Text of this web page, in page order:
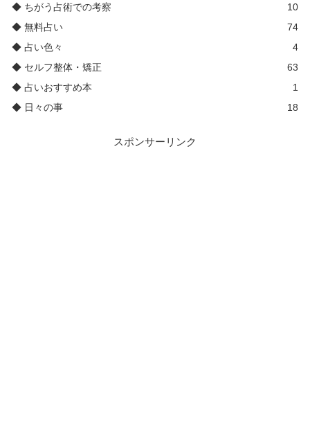
◆ ちがう占術での考察
10
◆ 無料占い
74
◆ 占い色々
4
◆ セルフ整体・矯正
63
◆ 占いおすすめ本
1
◆ 日々の事
18
スポンサーリンク